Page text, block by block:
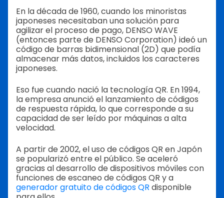
En la década de 1960, cuando los minoristas
japoneses necesitaban una solución para
agilizar el proceso de pago, DENSO WAVE
(entonces parte de DENSO Corporation) ideó un
código de barras bidimensional (2D) que podía
almacenar más datos, incluidos los caracteres
japoneses.
Eso fue cuando nació la tecnología QR. En 1994,
la empresa anunció el lanzamiento de códigos
de respuesta rápida, lo que corresponde a su
capacidad de ser leído por máquinas a alta
velocidad.
A partir de 2002, el uso de códigos QR en Japón
se popularizó entre el público. Se aceleró
gracias al desarrollo de dispositivos móviles con
funciones de escaneo de códigos QR y a
generador gratuito de códigos QR disponible